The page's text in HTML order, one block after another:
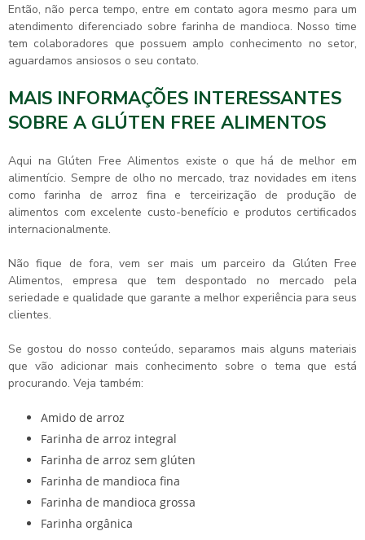
Então, não perca tempo, entre em contato agora mesmo para um
atendimento diferenciado sobre farinha de mandioca. Nosso time
tem colaboradores que possuem amplo conhecimento no setor,
aguardamos ansiosos o seu contato.
MAIS INFORMAÇÕES INTERESSANTES
SOBRE A GLÚTEN FREE ALIMENTOS
Aqui na Glúten Free Alimentos existe o que há de melhor em
alimentício. Sempre de olho no mercado, traz novidades em itens
como farinha de arroz fina e terceirização de produção de
alimentos com excelente custo-benefício e produtos certificados
internacionalmente.
Não fique de fora, vem ser mais um parceiro da Glúten Free
Alimentos, empresa que tem despontado no mercado pela
seriedade e qualidade que garante a melhor experiência para seus
clientes.
Se gostou do nosso conteúdo, separamos mais alguns materiais
que vão adicionar mais conhecimento sobre o tema que está
procurando. Veja também:
amido de arroz
farinha de arroz integral
farinha de arroz sem glúten
farinha de mandioca fina
farinha de mandioca grossa
farinha orgânica